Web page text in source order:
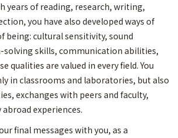
years of reading, research, writing,
you have also developed ways of
being: cultural sensitivity, sound
skills, communication abilities,
qualities are valued in every field. You
in classrooms and laboratories, but also
exchanges with peers and faculty,
experiences.
final messages with you, as a